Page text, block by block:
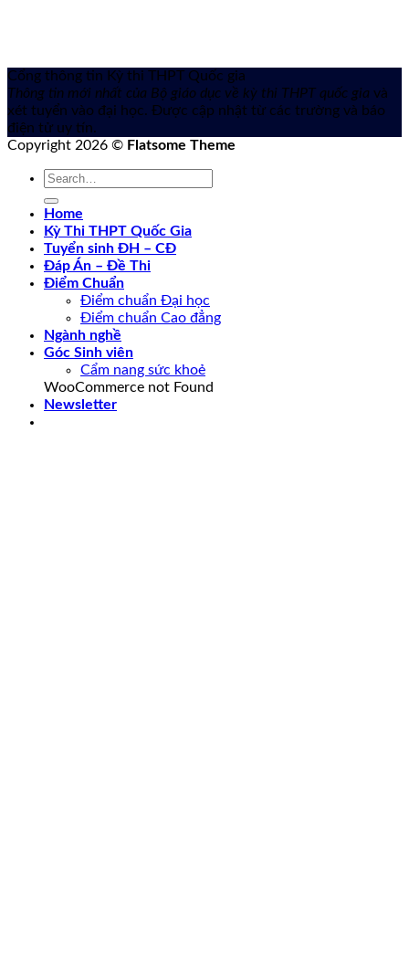
Cổng thông tin Kỳ thi THPT Quốc gia
Thông tin mới nhất của Bộ giáo dục về kỳ thi THPT quốc gia và
xét tuyển vào đại học. Được cập nhật từ các trường và báo
điện tử uy tín.
Copyright 2026 © Flatsome Theme
Home
Kỳ Thi THPT Quốc Gia
Tuyển sinh ĐH – CĐ
Đáp Án – Đề Thi
Điểm Chuẩn
Điểm chuẩn Đại học
Điểm chuẩn Cao đẳng
Ngành nghề
Góc Sinh viên
Cẩm nang sức khoẻ
WooCommerce not Found
Newsletter